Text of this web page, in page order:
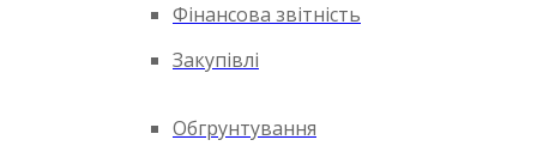
Фінансова звітність
Закупівлі
Обгрунтування